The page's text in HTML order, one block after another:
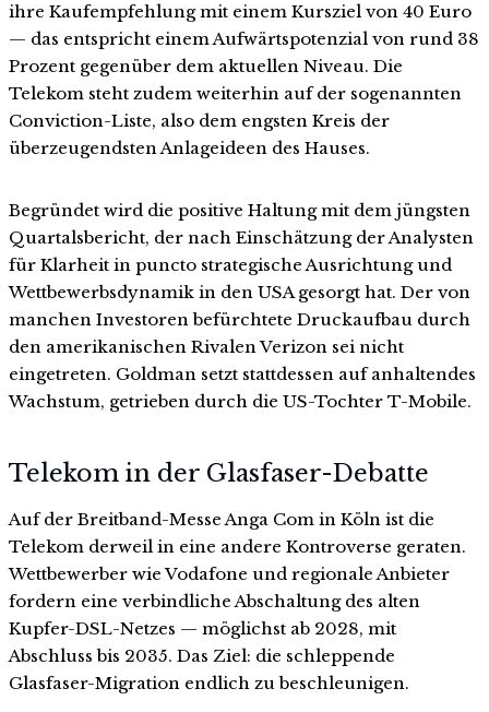
ihre Kaufempfehlung mit einem Kursziel von 40 Euro
— das entspricht einem Aufwärtspotenzial von rund 38
Prozent gegenüber dem aktuellen Niveau. Die
Telekom steht zudem weiterhin auf der sogenannten
Conviction-Liste, also dem engsten Kreis der
überzeugendsten Anlageideen des Hauses.
Begründet wird die positive Haltung mit dem jüngsten
Quartalsbericht, der nach Einschätzung der Analysten
für Klarheit in puncto strategische Ausrichtung und
Wettbewerbsdynamik in den USA gesorgt hat. Der von
manchen Investoren befürchtete Druckaufbau durch
den amerikanischen Rivalen Verizon sei nicht
eingetreten. Goldman setzt stattdessen auf anhaltendes
Wachstum, getrieben durch die US-Tochter T-Mobile.
Telekom in der Glasfaser-Debatte
Auf der Breitband-Messe Anga Com in Köln ist die
Telekom derweil in eine andere Kontroverse geraten.
Wettbewerber wie Vodafone und regionale Anbieter
fordern eine verbindliche Abschaltung des alten
Kupfer-DSL-Netzes — möglichst ab 2028, mit
Abschluss bis 2035. Das Ziel: die schleppende
Glasfaser-Migration endlich zu beschleunigen.